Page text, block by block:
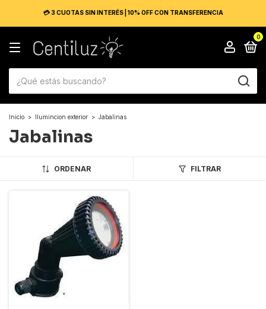
💳 3 CUOTAS SIN INTERÉS | 10% OFF CON TRANSFERENCIA
0
Inicio > Ilumincion exterior > Jabalinas
Jabalinas
ORDENAR FILTRAR